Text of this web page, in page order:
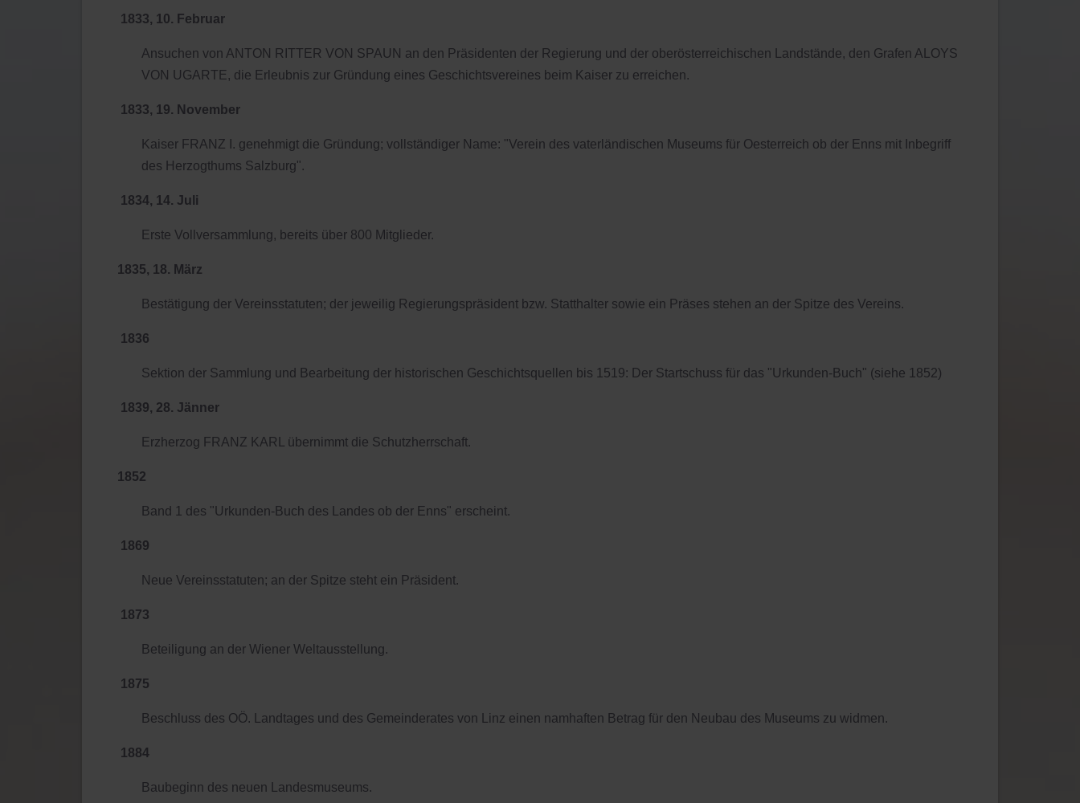
1833, 10. Februar
Ansuchen von ANTON RITTER VON SPAUN an den Präsidenten der Regierung und der oberösterreichischen Landstände, den Grafen ALOYS
VON UGARTE, die Erleubnis zur Gründung eines Geschichtsvereines beim Kaiser zu erreichen.
1833, 19. November
Kaiser FRANZ I. genehmigt die Gründung; vollständiger Name: "Verein des vaterländischen Museums für Oesterreich ob der Enns mit Inbegriff
des Herzogthums Salzburg".
1834, 14. Juli
Erste Vollversammlung, bereits über 800 Mitglieder.
1835, 18. März
Bestätigung der Vereinsstatuten; der jeweilig Regierungspräsident bzw. Statthalter sowie ein Präses stehen an der Spitze des Vereins.
1836
Sektion der Sammlung und Bearbeitung der historischen Geschichtsquellen bis 1519: Der Startschuss für das "Urkunden-Buch" (siehe 1852)
1839, 28. Jänner
Erzherzog FRANZ KARL übernimmt die Schutzherrschaft.
1852
Band 1 des "Urkunden-Buch des Landes ob der Enns" erscheint.
1869
Neue Vereinsstatuten; an der Spitze steht ein Präsident.
1873
Beteiligung an der Wiener Weltausstellung.
1875
Beschluss des OÖ. Landtages und des Gemeinderates von Linz einen namhaften Betrag für den Neubau des Museums zu widmen.
1884
Baubeginn des neuen Landesmuseums.